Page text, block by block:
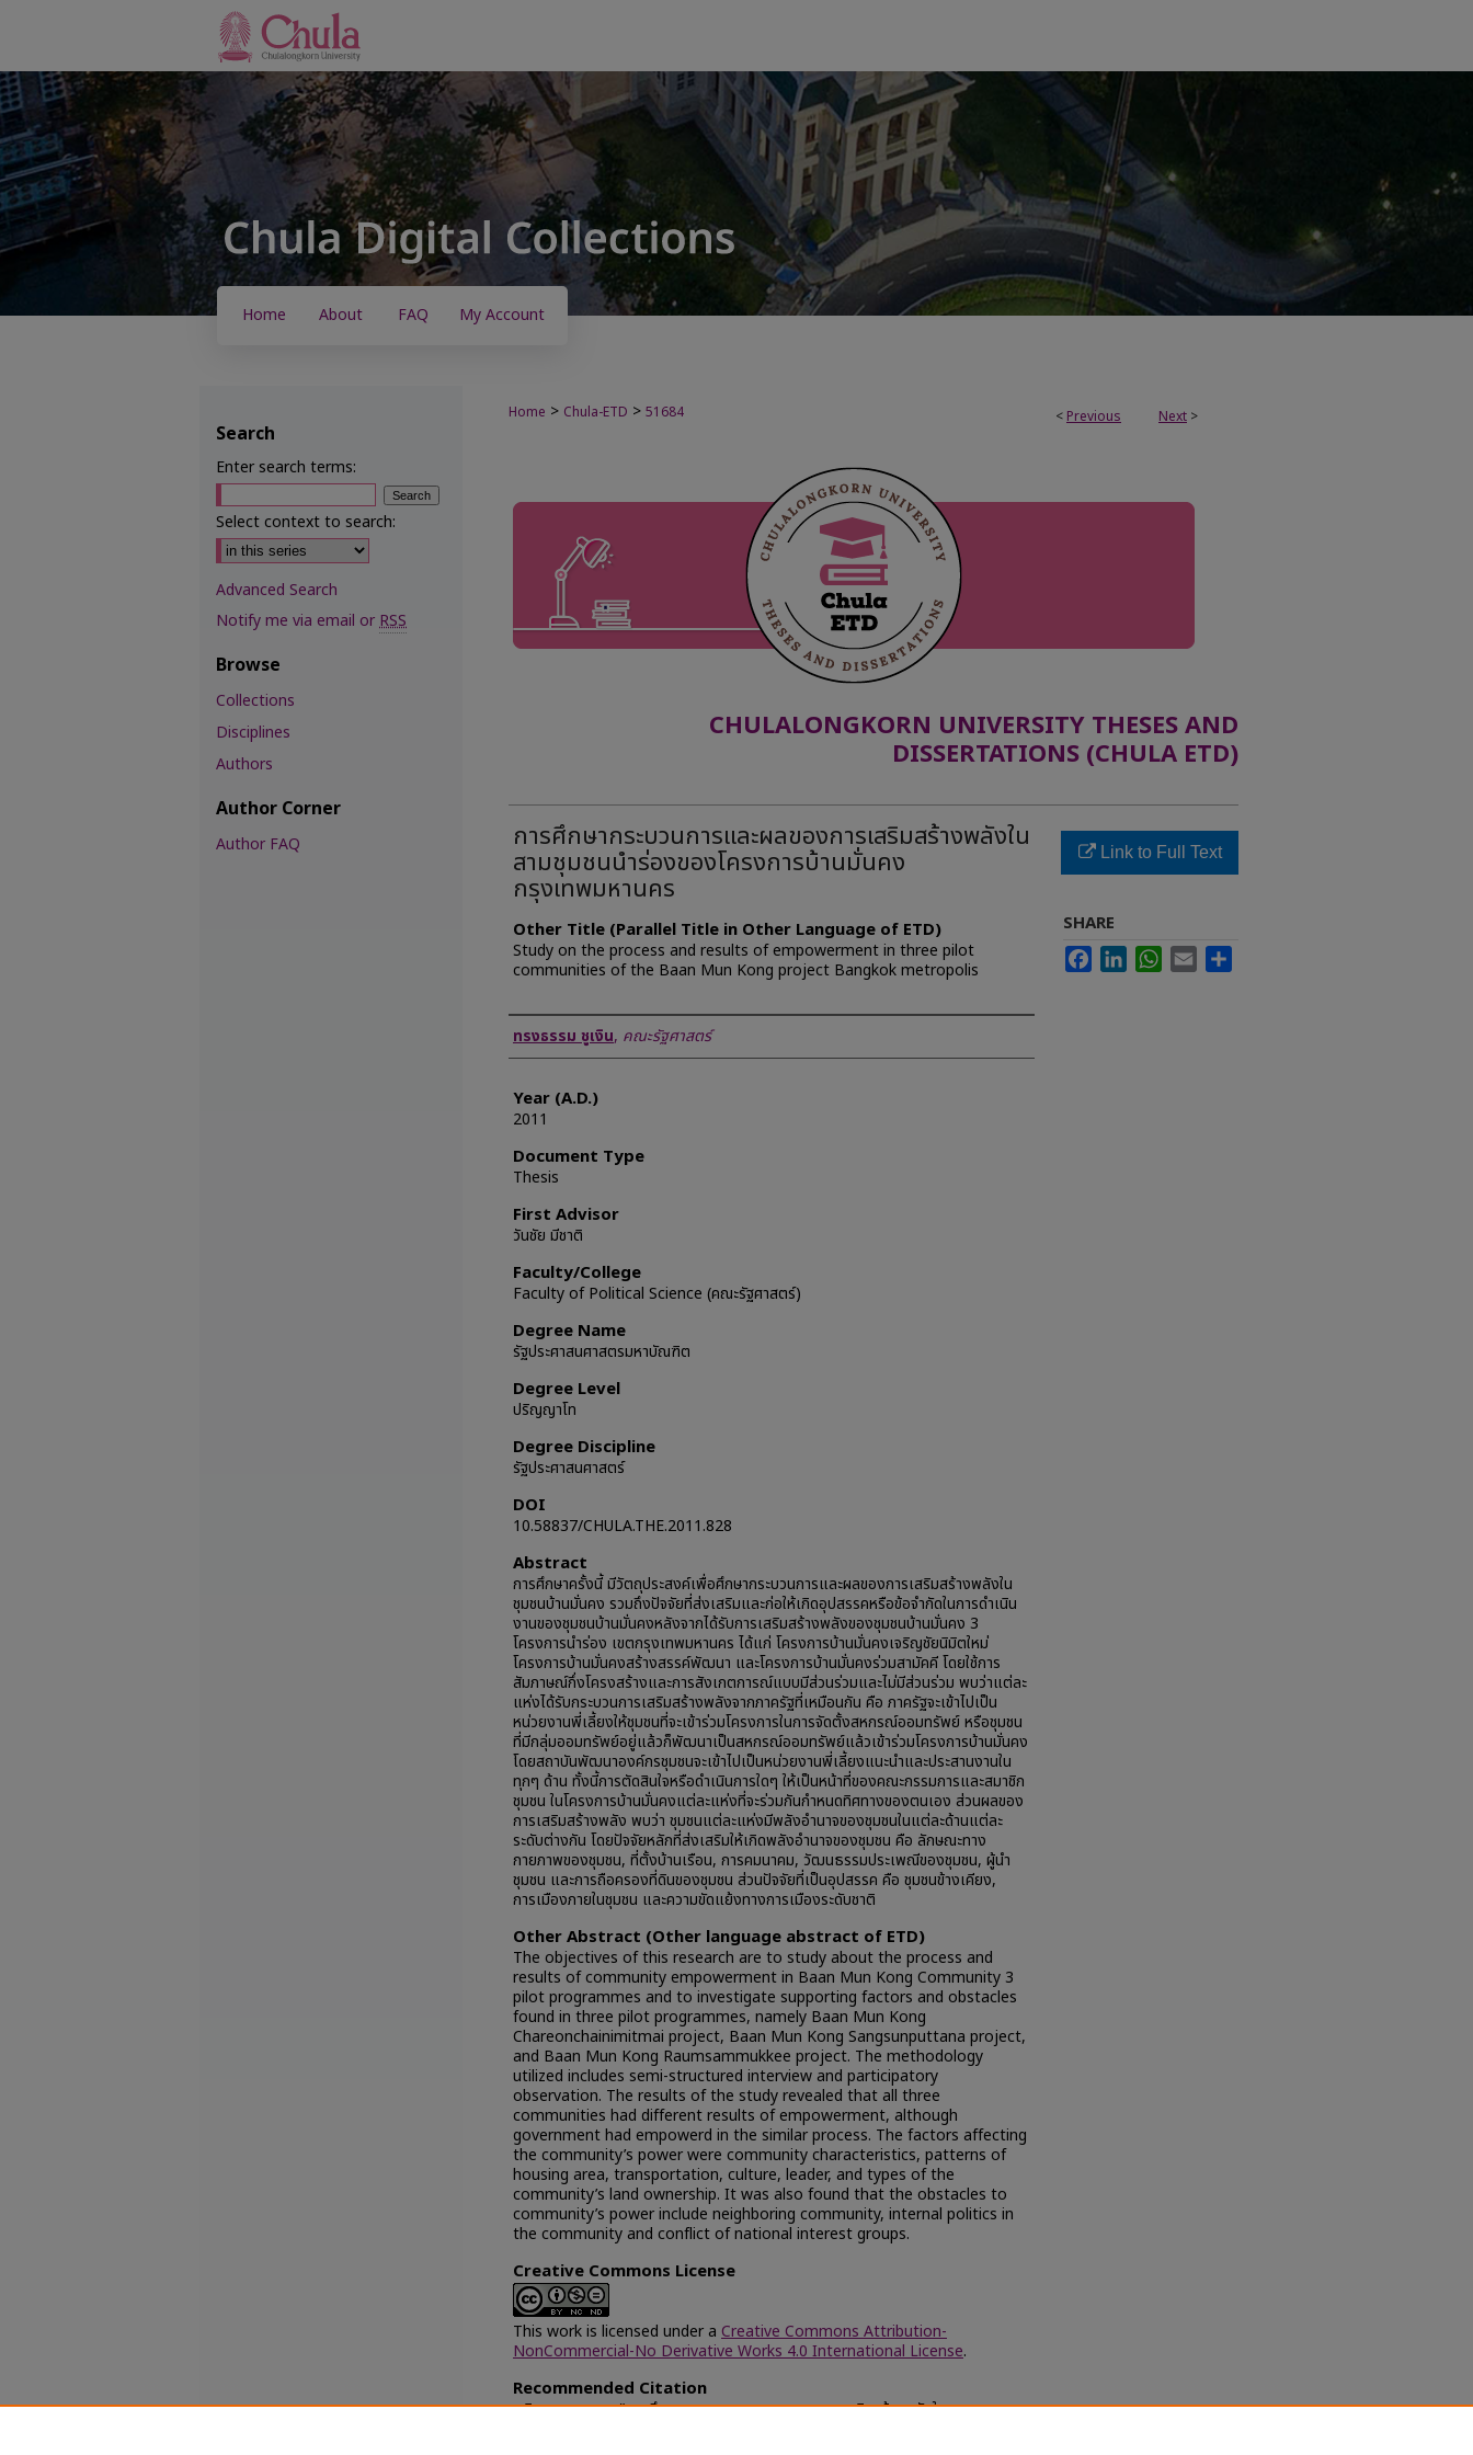
Home About FAQ My Account
< Previous Next >
Home > Chula-ETD > 51684
CHULALONGKORN UNIVERSITY THESES AND
DISSERTATIONS (CHULA ETD)
การศึกษากระบวนการและผลของการเสริมสร้างพลังใน
สามชุมชนนำร่องของโครงการบ้านมั่นคง
กรุงเทพมหานคร
Other Title (Parallel Title in Other Language of ETD)
Study on the process and results of empowerment in three pilot
communities of the Baan Mun Kong project Bangkok metropolis
Author
ทรงธรรม ชูเงิน, คณะรัฐศาสตร์
Year (A.D.)
2011
Document Type
Thesis
First Advisor
วันชัย มีชาติ
Faculty/College
Faculty of Political Science (คณะรัฐศาสตร์)
Degree Name
รัฐประศาสนศาสตรมหาบัณฑิต
Degree Level
ปริญญาโท
Degree Discipline
รัฐประศาสนศาสตร์
DOI
10.58837/CHULA.THE.2011.828
Abstract
การศึกษาครั้งนี้ มีวัตถุประสงค์เพื่อศึกษากระบวนการและผลของการเสริมสร้างพลังใน
ชุมชนบ้านมั่นคง รวมถึงปัจจัยที่ส่งเสริมและก่อให้เกิดอุปสรรคหรือข้อจำกัดในการดำเนิน
งานของชุมชนบ้านมั่นคงหลังจากได้รับการเสริมสร้างพลังของชุมชนบ้านมั่นคง 3
โครงการนำร่อง เขตกรุงเทพมหานคร ได้แก่ โครงการบ้านมั่นคงเจริญชัยนิมิตใหม่
โครงการบ้านมั่นคงสร้างสรรค์พัฒนา และโครงการบ้านมั่นคงร่วมสามัคคี โดยใช้การ
สัมภาษณ์กึ่งโครงสร้างและการสังเกตการณ์แบบมีส่วนร่วมและไม่มีส่วนร่วม พบว่าแต่ละ
แห่งได้รับกระบวนการเสริมสร้างพลังจากภาครัฐที่เหมือนกัน คือ ภาครัฐจะเข้าไปเป็น
หน่วยงานพี่เลี้ยงให้ชุมชนที่จะเข้าร่วมโครงการในการจัดตั้งสหกรณ์ออมทรัพย์ หรือชุมชน
ที่มีกลุ่มออมทรัพย์อยู่แล้วก็พัฒนาเป็นสหกรณ์ออมทรัพย์แล้วเข้าร่วมโครงการบ้านมั่นคง
โดยสถาบันพัฒนาองค์กรชุมชนจะเข้าไปเป็นหน่วยงานพี่เลี้ยงแนะนำและประสานงานใน
ทุกๆ ด้าน ทั้งนี้การตัดสินใจหรือดำเนินการใดๆ ให้เป็นหน้าที่ของคณะกรรมการและสมาชิก
ชุมชน ในโครงการบ้านมั่นคงแต่ละแห่งที่จะร่วมกันกำหนดทิศทางของตนเอง ส่วนผลของ
การเสริมสร้างพลัง พบว่า ชุมชนแต่ละแห่งมีพลังอำนาจของชุมชนในแต่ละด้านแต่ละ
ระดับต่างกัน โดยปัจจัยหลักที่ส่งเสริมให้เกิดพลังอำนาจของชุมชน คือ ลักษณะทาง
กายภาพของชุมชน, ที่ตั้งบ้านเรือน, การคมนาคม, วัฒนธรรมประเพณีของชุมชน, ผู้นำ
ชุมชน และการถือครองที่ดินของชุมชน ส่วนปัจจัยที่เป็นอุปสรรค คือ ชุมชนข้างเคียง,
การเมืองภายในชุมชน และความขัดแย้งทางการเมืองระดับชาติ
Other Abstract (Other language abstract of ETD)
The objectives of this research are to study about the process and
results of community empowerment in Baan Mun Kong Community 3
pilot programmes and to investigate supporting factors and obstacles
found in three pilot programmes, namely Baan Mun Kong
Chareonchainimitmai project, Baan Mun Kong Sangsunputtana project,
and Baan Mun Kong Raumsammukkee project. The methodology
utilized includes semi-structured interview and participatory
observation. The results of the study revealed that all three
communities had different results of empowerment, although
government had empowerd in the similar process. The factors affecting
the community’s power were community characteristics, patterns of
housing area, transportation, culture, leader, and types of the
community’s land ownership. It was also found that the obstacles to
community’s power include neighboring community, internal politics in
the community and conflict of national interest groups.
Creative Commons License
This work is licensed under a Creative Commons Attribution-
NonCommercial-No Derivative Works 4.0 International License.
Recommended Citation
ชูเงิน, ทรงธรรม, "การศึกษากระบวนการและผลของการเสริมสร้างพลังในสามชุมชน
Link to Full Text
SHARE
FacebookLinkedInWhatsApp
Email
Search
Enter search terms:
Select context to search:
Advanced Search
Notify me via email orRSS
Browse
Collections
Disciplines
Authors
Author Corner
Author FAQ